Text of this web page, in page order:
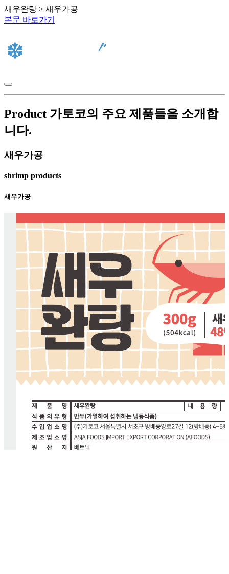
새우완탕 > 새우가공
본문 바로가기
Product 가토코의 주요 제품들을 소개합
니다.
새우가공
shrimp products
새우가공